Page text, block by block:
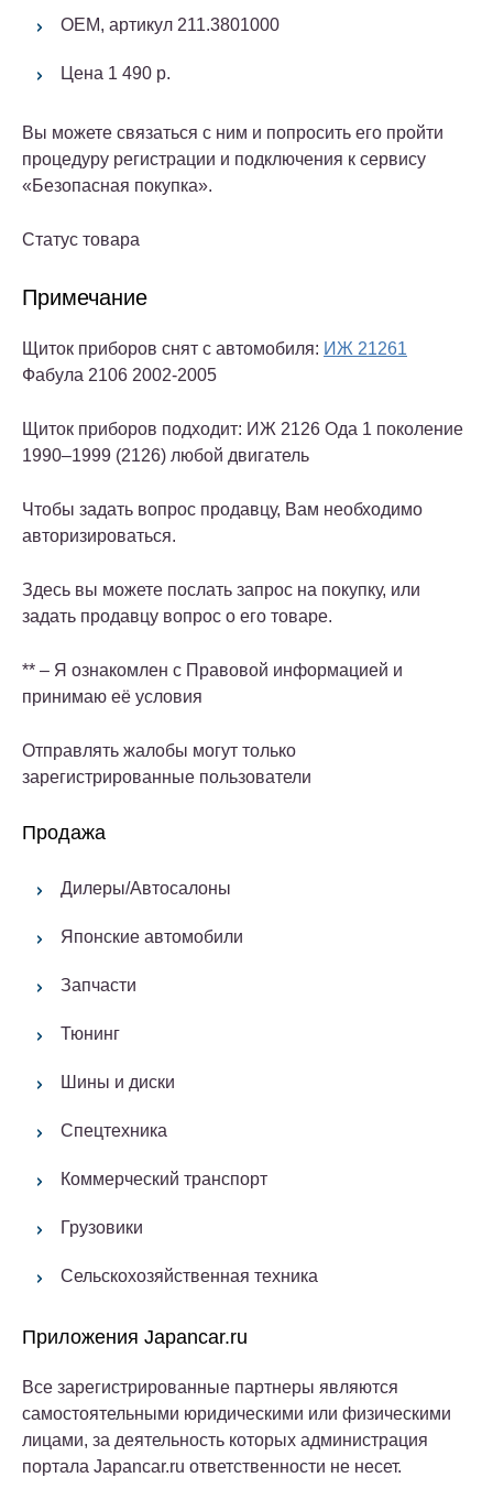
OEM, артикул 211.3801000
Цена 1 490 р.
Вы можете связаться с ним и попросить его пройти
процедуру регистрации и подключения к сервису
«Безопасная покупка».
Статус товара
Примечание
Щиток приборов снят с автомобиля: ИЖ 21261
Фабула 2106 2002-2005
Щиток приборов подходит: ИЖ 2126 Ода 1 поколение
1990–1999 (2126) любой двигатель
Чтобы задать вопрос продавцу, Вам необходимо
авторизироваться.
Здесь вы можете послать запрос на покупку, или
задать продавцу вопрос о его товаре.
** – Я ознакомлен с Правовой информацией и
принимаю её условия
Отправлять жалобы могут только
зарегистрированные пользователи
Продажа
Дилеры/Автосалоны
Японские автомобили
Запчасти
Тюнинг
Шины и диски
Спецтехника
Коммерческий транспорт
Грузовики
Сельскохозяйственная техника
Приложения Japancar.ru
Все зарегистрированные партнеры являются
самостоятельными юридическими или физическими
лицами, за деятельность которых администрация
портала Japancar.ru ответственности не несет.